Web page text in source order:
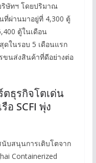
ษัทฯ โดยปริมาณ
ที่ผ่านมาอยู่ที่ 4,300 ตู้
ตู้ในเดือน
ในรอบ 5 เดือนแรก
ขนส่งสินค้าที่ดีอย่างต่อ
ธุรกิจโตเด่น
อ SCFI พุ่ง
บสนุนการเติบโตจาก
Containerized